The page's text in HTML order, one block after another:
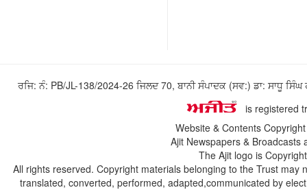
ਰਜਿ: ਨੰ: PB/JL-138/2024-26 ਜਿਲਦ 70, ਬਾਨੀ ਸੰਪਾਦਕ (ਸਵ:) ਡਾ: ਸਾਧੂ
is registered
Website & Contents
Ajit Newspapers &
The Ajit logo is
All rights reserved. Copyright materials belonging to the Trust
translated, converted, performed, adapted,communicated by